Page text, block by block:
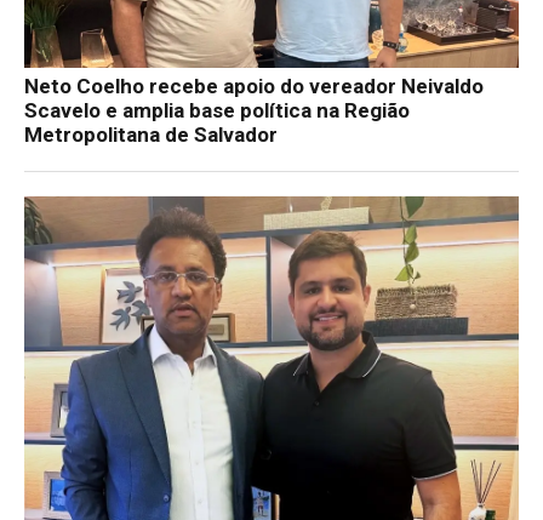
Neto Coelho recebe apoio do vereador Neivaldo
Scavelo e amplia base política na Região
Metropolitana de Salvador